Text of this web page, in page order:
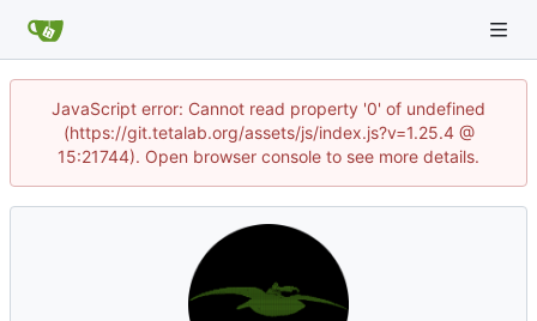
JavaScript error: Cannot read property '0' of undefined
(https://git.tetalab.org/assets/js/index.js?v=1.25.4 @
15:21744). Open browser console to see more details.